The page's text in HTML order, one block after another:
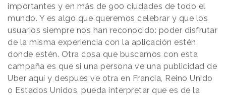
importantes y en más de 900 ciudades de todo el
mundo. Y es algo que queremos celebrar y que los
usuarios siempre nos han reconocido: poder disfrutar
de la misma experiencia con la aplicación estén
donde estén. Otra cosa que buscamos con esta
campaña es que si una persona ve una publicidad de
Uber aquí y después ve otra en Francia, Reino Unido
o Estados Unidos, pueda interpretar que es de la